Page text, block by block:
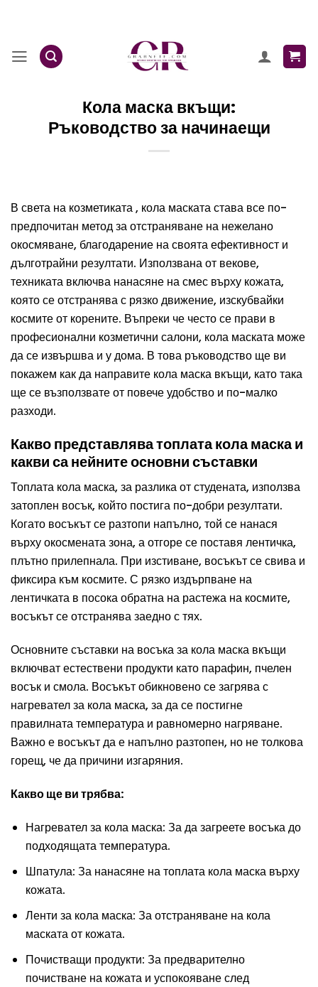
content
Кола маска вкъщи:
Ръководство за начинаещи
В света на козметиката , кола маската става все по-
предпочитан метод за отстраняване на нежелано
окосмяване, благодарение на своята ефективност и
дълготрайни резултати. Използвана от векове,
техниката включва нанасяне на смес върху кожата,
която се отстранява с рязко движение, изскубвайки
космите от корените. Въпреки че често се прави в
професионални козметични салони, кола маската може
да се извършва и у дома. В това ръководство ще ви
покажем как да направите кола маска вкъщи, като така
ще се възползвате от повече удобство и по-малко
разходи.
Какво представлява топлата кола маска и
какви са нейните основни съставки
Топлата кола маска, за разлика от студената, използва
затоплен восък, който постига по-добри резултати.
Когато восъкът се разтопи напълно, той се нанася
върху окосмената зона, а отгоре се поставя лентичка,
плътно прилепнала. При изстиване, восъкът се свива и
фиксира към космите. С рязко издърпване на
лентичката в посока обратна на растежа на космите,
восъкът се отстранява заедно с тях.
Основните съставки на восъка за кола маска вкъщи
включват естествени продукти като парафин, пчелен
восък и смола. Восъкът обикновено се загрява с
нагревател за кола маска, за да се постигне
правилната температура и равномерно нагряване.
Важно е восъкът да е напълно разтопен, но не толкова
горещ, че да причини изгаряния.
Какво ще ви трябва:
Нагревател за кола маска: За да загреете восъка до
подходящата температура.
Шпатула: За нанасяне на топлата кола маска върху
кожата.
Ленти за кола маска: За отстраняване на кола
маската от кожата.
Почистващи продукти: За предварително
почистване на кожата и успокояване след